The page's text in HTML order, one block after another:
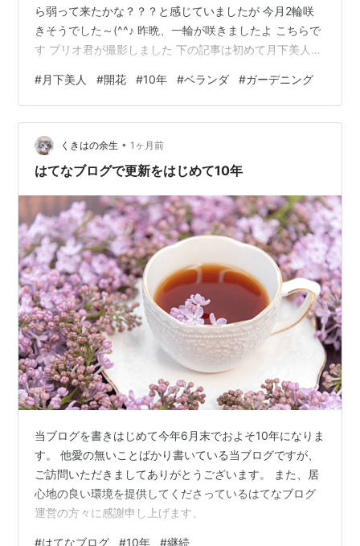
ら弱って来たかな？？？と感じていましたが 今月2輪咲
きそうでした～(^^♪ 昨晩、一輪が咲きましたよ こちらで
す プリオ君が撮影しました 下の記事は初めて月下美人が
purinjuly.hatenablog.com 何回開花を見ても興奮します
ね 良い香りです では準備をして買い出しです gooから来
ました応援よろしくお願いいたしますm(__)m ランキング
参加中gooからきました ランキング参加中ハンドメイド
ランキング参加中ガーデニン…
#月下美人 #開花 #10年 #ベランダ #ガーデニング
くきはの余生 • 1ヶ月前
はてなブログで更新をはじめて10年
当ブログを書きはじめて今年6月末でおよそ10年になりま
す。 他愛の無いことばかり書いている当ブログですが、
ご訪問いただきましてありがとうございます。 また、居
心地の良い環境を提供してくださっているはてなブログ
運営の方々に感謝申し上げます。
#はてなブログ #10年 #継続